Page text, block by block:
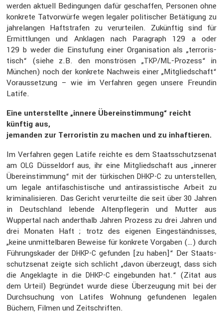
werden aktuell Bedin­gungen dafür geschaffen, Personen ohne
konkrete Tatvor­würfe wegen legaler politi­scher Betäti­gung zu
jahre­langen Haftstrafen zu verur­teilen. Zukünftig sind für
Ermitt­lungen und Anklagen nach Paragraph 129 a oder
129 b weder die Einstu­fung einer Organi­sa­tion als „terro­ris­
tisch“ (siehe z.B. den monströsen „TKP/ML-Prozess“ in
München) noch der konkrete Nachweis einer „Mitglied­schaft“
Voraus­set­zung – wie im Verfahren gegen unsere Freundin
Latife.
Eine unter­stellte „innere Überein­stim­mung“ reicht
künftig aus,
jemanden zur Terro­ristin zu machen und zu inhaf­tieren.
Im Verfahren gegen Latife reichte es dem Staats­schutz­senat
am OLG Düssel­dorf aus, ihr eine Mitglied­schaft aus „innerer
Überein­stim­mung“ mit der türki­schen DHKP-C zu unter­stellen,
um legale antifa­schis­ti­sche und antiras­sis­ti­sche Arbeit zu
krimi­na­li­sieren. Das Gericht verur­teilte die seit über 30 Jahren
in Deutsch­land lebende Alten­pfle­gerin und Mutter aus
Wuppertal nach andert­halb Jahren Prozess zu drei Jahren und
drei Monaten Haft ; trotz des eigenen Einge­ständ­nisses,
„keine unmit­tel­baren Beweise für konkrete Vorgaben (…) durch
Führungs­kader der DHKP-C gefunden [zu haben]“ Der Staats­
schutz­senat zeigte sich schlicht „davon überzeugt, dass sich
die Angeklagte in die DHKP-C einge­bunden hat.“ (Zitat aus
dem Urteil) Begründet wurde diese Überzeu­gung mit bei der
Durch­su­chung von Latifes Wohnung gefun­denen legalen
Büchern, Filmen und Zeitschriften.